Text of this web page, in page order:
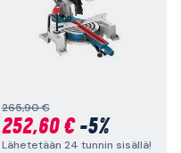
265,90 €
252,60 €-5%
Lähetetään 24 tunnin sisällä!